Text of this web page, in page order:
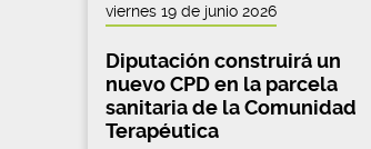
viernes 19 de junio 2026
Diputación construirá un
nuevo CPD en la parcela
sanitaria de la Comunidad
Terapéutica